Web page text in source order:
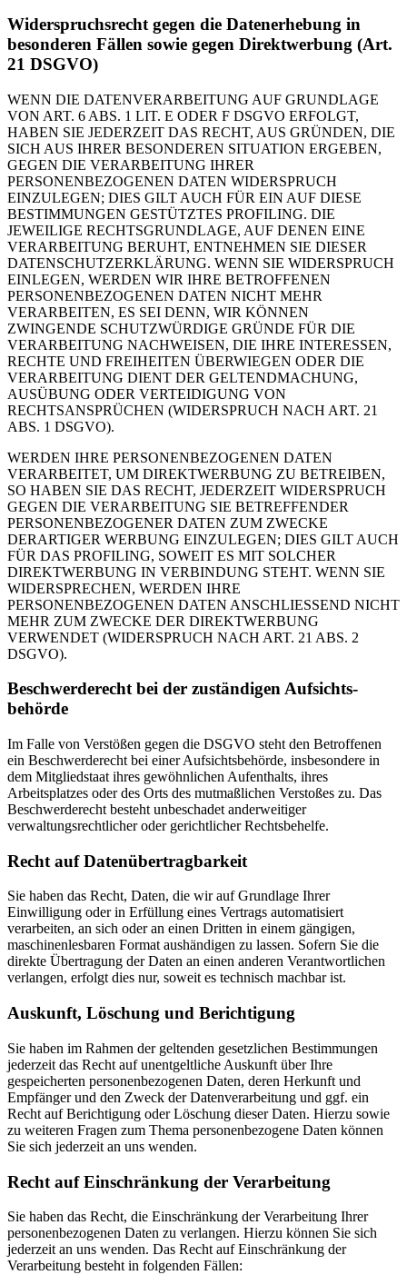
Widerspruchsrecht gegen die Datenerhebung in
besonderen Fällen sowie gegen Direktwerbung (Art.
21 DSGVO)
WENN DIE DATENVERARBEITUNG AUF GRUNDLAGE
VON ART. 6 ABS. 1 LIT. E ODER F DSGVO ERFOLGT,
HABEN SIE JEDERZEIT DAS RECHT, AUS GRÜNDEN, DIE
SICH AUS IHRER BESONDEREN SITUATION ERGEBEN,
GEGEN DIE VERARBEITUNG IHRER
PERSONENBEZOGENEN DATEN WIDERSPRUCH
EINZULEGEN; DIES GILT AUCH FÜR EIN AUF DIESE
BESTIMMUNGEN GESTÜTZTES PROFILING. DIE
JEWEILIGE RECHTSGRUNDLAGE, AUF DENEN EINE
VERARBEITUNG BERUHT, ENTNEHMEN SIE DIESER
DATENSCHUTZERKLÄRUNG. WENN SIE WIDERSPRUCH
EINLEGEN, WERDEN WIR IHRE BETROFFENEN
PERSONENBEZOGENEN DATEN NICHT MEHR
VERARBEITEN, ES SEI DENN, WIR KÖNNEN
ZWINGENDE SCHUTZWÜRDIGE GRÜNDE FÜR DIE
VERARBEITUNG NACHWEISEN, DIE IHRE INTERESSEN,
RECHTE UND FREIHEITEN ÜBERWIEGEN ODER DIE
VERARBEITUNG DIENT DER GELTENDMACHUNG,
AUSÜBUNG ODER VERTEIDIGUNG VON
RECHTSANSPRÜCHEN (WIDERSPRUCH NACH ART. 21
ABS. 1 DSGVO).
WERDEN IHRE PERSONENBEZOGENEN DATEN
VERARBEITET, UM DIREKTWERBUNG ZU BETREIBEN,
SO HABEN SIE DAS RECHT, JEDERZEIT WIDERSPRUCH
GEGEN DIE VERARBEITUNG SIE BETREFFENDER
PERSONENBEZOGENER DATEN ZUM ZWECKE
DERARTIGER WERBUNG EINZULEGEN; DIES GILT AUCH
FÜR DAS PROFILING, SOWEIT ES MIT SOLCHER
DIREKTWERBUNG IN VERBINDUNG STEHT. WENN SIE
WIDERSPRECHEN, WERDEN IHRE
PERSONENBEZOGENEN DATEN ANSCHLIESSEND NICHT
MEHR ZUM ZWECKE DER DIREKTWERBUNG
VERWENDET (WIDERSPRUCH NACH ART. 21 ABS. 2
DSGVO).
Beschwerde­recht bei der zuständigen Aufsichts­
behörde
Im Falle von Verstößen gegen die DSGVO steht den Betroffenen
ein Beschwerderecht bei einer Aufsichtsbehörde, insbesondere in
dem Mitgliedstaat ihres gewöhnlichen Aufenthalts, ihres
Arbeitsplatzes oder des Orts des mutmaßlichen Verstoßes zu. Das
Beschwerderecht besteht unbeschadet anderweitiger
verwaltungsrechtlicher oder gerichtlicher Rechtsbehelfe.
Recht auf Daten­übertrag­barkeit
Sie haben das Recht, Daten, die wir auf Grundlage Ihrer
Einwilligung oder in Erfüllung eines Vertrags automatisiert
verarbeiten, an sich oder an einen Dritten in einem gängigen,
maschinenlesbaren Format aushändigen zu lassen. Sofern Sie die
direkte Übertragung der Daten an einen anderen Verantwortlichen
verlangen, erfolgt dies nur, soweit es technisch machbar ist.
Auskunft, Löschung und Berichtigung
Sie haben im Rahmen der geltenden gesetzlichen Bestimmungen
jederzeit das Recht auf unentgeltliche Auskunft über Ihre
gespeicherten personenbezogenen Daten, deren Herkunft und
Empfänger und den Zweck der Datenverarbeitung und ggf. ein
Recht auf Berichtigung oder Löschung dieser Daten. Hierzu sowie
zu weiteren Fragen zum Thema personenbezogene Daten können
Sie sich jederzeit an uns wenden.
Recht auf Einschränkung der Verarbeitung
Sie haben das Recht, die Einschränkung der Verarbeitung Ihrer
personenbezogenen Daten zu verlangen. Hierzu können Sie sich
jederzeit an uns wenden. Das Recht auf Einschränkung der
Verarbeitung besteht in folgenden Fällen: